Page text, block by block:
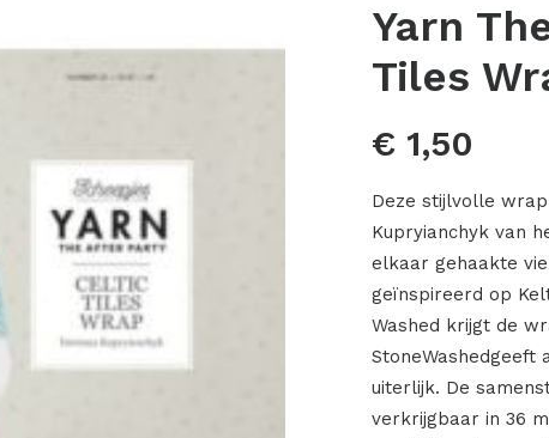
Yarn
Tiles
€ 1,50
Deze stijlvolle
Kupryianchyk van
elkaar gehaakte
geïnspireerd op
Washed krijgt de
StoneWashedgeeft
uiterlijk. De
verkrijgbaar in 36